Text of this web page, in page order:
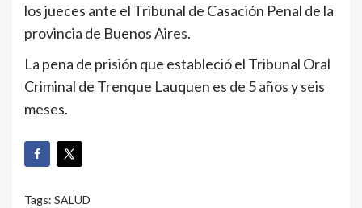
los jueces ante el Tribunal de Casación Penal de la
provincia de Buenos Aires.
La pena de prisión que estableció el Tribunal Oral
Criminal de Trenque Lauquen es de 5 años y seis
meses.
Tags: SALUD